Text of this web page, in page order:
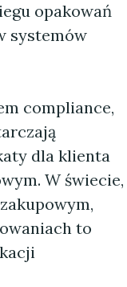
opakowań
systemów
compliance,
dla klienta
W świecie,
to